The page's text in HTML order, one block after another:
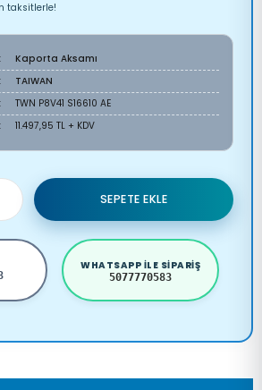
taksitlerle!
Kaporta Aksamı
TAIWAN
TWN P8V41 S16610 AE
11.497,95 TL + KDV
SEPETE EKLE
WHATSAPP ILE SIPARIŞ
5077770583